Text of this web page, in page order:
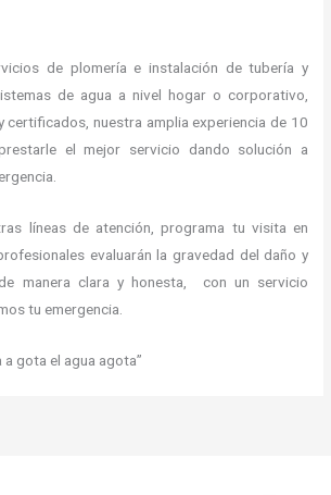
de plomería e instalación de tubería y
de agua a nivel hogar o corporativo,
certificados, nuestra amplia experiencia de 10
el mejor servicio dando solución a
líneas de atención, programa tu visita en
evaluarán la gravedad del daño y
manera clara y honesta, con un servicio
tu emergencia.
gota el agua agota”